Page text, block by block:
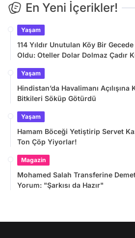
En Yeni İçerikler!
Yaşam
114 Yıldır Unutulan Köy Bir
Oldu: Oteller Dolar Dolmaz Çadır
Yaşam
Hindistan’da Havalimanı
Bitkileri Söküp Götürdü
Yaşam
Hamam Böceği Yetiştirip Servet
Ton Çöp Yiyorlar!
Magazin
Mohamed Salah Transferine
Yorum: "Şarkısı da Hazır"